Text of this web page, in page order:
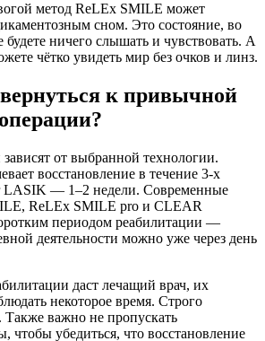
метод ReLEx SMILE может
сном. Это состояние, во
будете ничего слышать и чувствовать. А
чётко увидеть мир без очков и линз.
к привычной
от выбранной технологии.
восстановление в течение 3-х
LASIK — 1–2 недели. Современные
ReLEx SMILE pro и CLEAR
периодом реабилитации —
деятельности можно уже через день
даст лечащий врач, их
некоторое время. Строго
Также важно не пропускать
чтобы убедиться, что восстановление